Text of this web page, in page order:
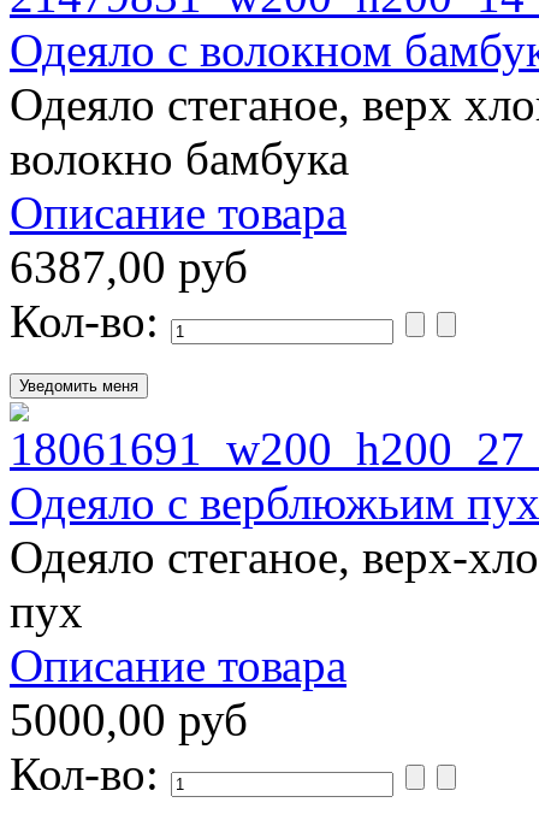
Одеяло с волокном
Одеяло стеганое, верх
волокно бамбука
Описание товара
6387,00 руб
Кол-во:
Одеяло с верблюжьим
Одеяло стеганое, верх-
пух
Описание товара
5000,00 руб
Кол-во: